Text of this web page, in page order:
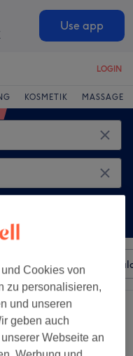
Use app
LOGIN
KOSMETIK MASSAGE
Besonderheiten
Hamburg
Cookies von
zu personalisieren,
und unseren
geben auch
Webseite an